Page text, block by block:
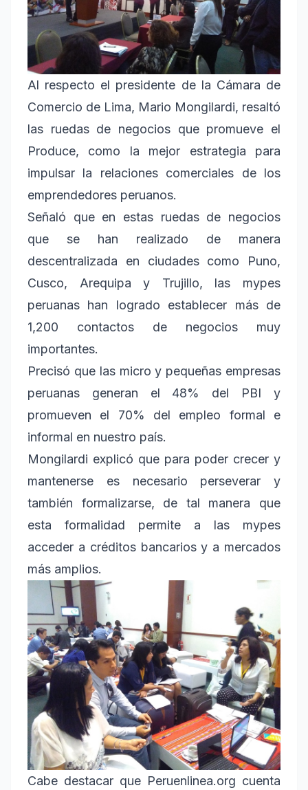
Al respecto el presidente de la Cámara de
Comercio de Lima, Mario Mongilardi, resaltó
las ruedas de negocios que promueve el
Produce, como la mejor estrategia para
impulsar la relaciones comerciales de los
emprendedores peruanos.
Señaló que en estas ruedas de negocios
que se han realizado de manera
descentralizada en ciudades como Puno,
Cusco, Arequipa y Trujillo, las mypes
peruanas han logrado establecer más de
1,200 contactos de negocios muy
importantes.
Precisó que las micro y pequeñas empresas
peruanas generan el 48% del PBI y
promueven el 70% del empleo formal e
informal en nuestro país.
Mongilardi explicó que para poder crecer y
mantenerse es necesario perseverar y
también formalizarse, de tal manera que
esta formalidad permite a las mypes
acceder a créditos bancarios y a mercados
más amplios.
Cabe destacar que Peruenlinea.org cuenta